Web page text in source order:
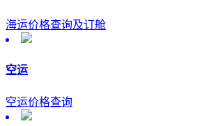
海运价格查询及订舱
空运
空运价格查询